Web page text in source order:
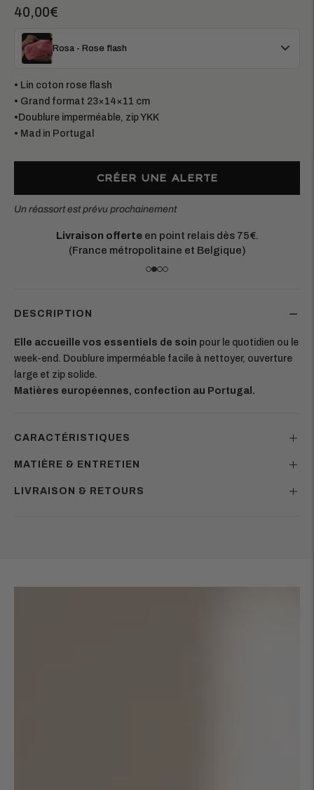
40,00€
Rosa - Rose flash
• Lin coton rose flash
• Grand format 23×14×11 cm
•Doublure imperméable, zip YKK
• Mad in Portugal
CRÉER UNE ALERTE
Un réassort est prévu prochainement
Livraison offerteen point relais dès 75€.
(France métropolitaine et Belgique)
DESCRIPTION
Elle accueille vos essentiels de soin pour le quotidien ou le
week-end. Doublure imperméable facile à nettoyer, ouverture
large et zip solide.
Matières européennes, confection au Portugal.
CARACTÉRISTIQUES
MATIÈRE & ENTRETIEN
LIVRAISON & RETOURS
à